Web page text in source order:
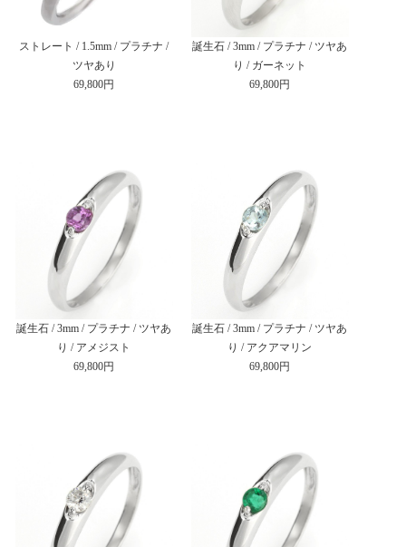
ストレート / 1.5mm / プラチナ /
ツヤあり
69,800円
誕生石 / 3mm / プラチナ / ツヤあ
り / ガーネット
69,800円
誕生石 / 3mm / プラチナ / ツヤあ
り / アメジスト
69,800円
誕生石 / 3mm / プラチナ / ツヤあ
り / アクアマリン
69,800円